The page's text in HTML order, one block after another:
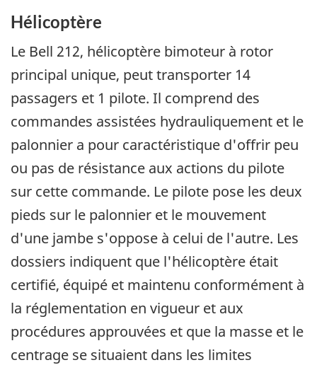
Hélicoptère
Le Bell 212, hélicoptère bimoteur à rotor
principal unique, peut transporter 14
passagers et 1 pilote. Il comprend des
commandes assistées hydrauliquement et le
palonnier a pour caractéristique d'offrir peu
ou pas de résistance aux actions du pilote
sur cette commande. Le pilote pose les deux
pieds sur le palonnier et le mouvement
d'une jambe s'oppose à celui de l'autre. Les
dossiers indiquent que l'hélicoptère était
certifié, équipé et maintenu conformément à
la réglementation en vigueur et aux
procédures approuvées et que la masse et le
centrage se situaient dans les limites